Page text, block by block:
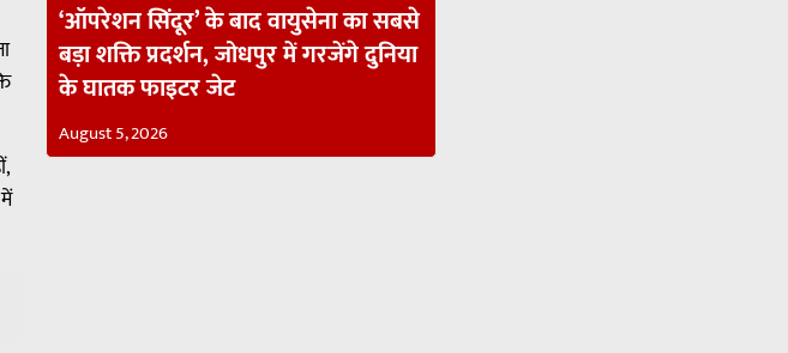
‘ऑपरेशन सिंदूर’ के बाद वायुसेना का सबसे
बड़ा शक्ति प्रदर्शन, जोधपुर में गरजेंगे दुनिया
के घातक फाइटर जेट
August 5, 2026